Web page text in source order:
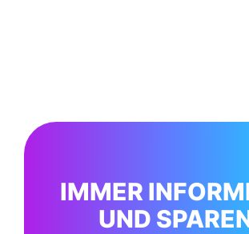
IMMER
UND